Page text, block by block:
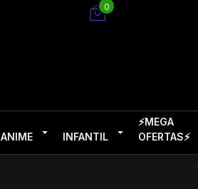
0
ANIME INFANTIL
⚡MEGA
OFERTAS⚡